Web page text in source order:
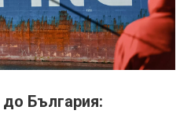
България: